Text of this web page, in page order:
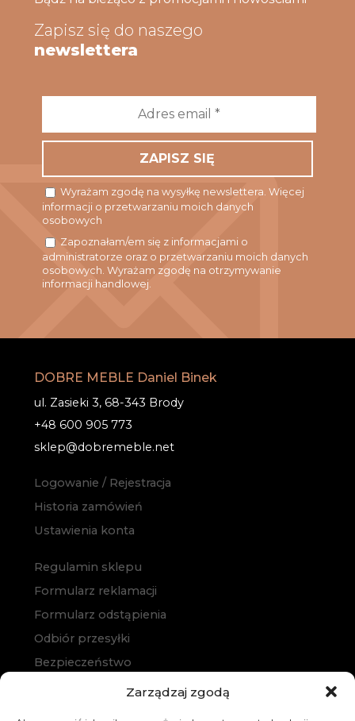
Zarządzaj zgodą
Zapisz się do naszego
newslettera
*
Wyrażam zgodę na wysyłkę newslettera. Więcej
informacji o przetwarzaniu moich danych
osobowych
Zapoznałam/em się z informacjami o
administratorze oraz o przetwarzaniu moich danych
osobowych. Wyrażam zgodę na otrzymywanie
informacji handlowej.
DOBRE MEBLE Daniel Binek
ul. Zasieki 3, 68-343 Brody
+48 600 905 773
sklep@dobremeble.net
Logowanie / Rejestracja
Historia zamówień
Ustawienia konta
Regulamin sklepu
Formularz reklamacji
Formularz odstąpienia
Odbiór przesyłki
Bezpieczeństwo
Polityka prywatności